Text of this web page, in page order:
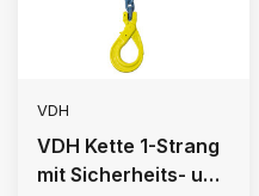
VDH
VDH Kette 1-Strang
mit Sicherheits- und